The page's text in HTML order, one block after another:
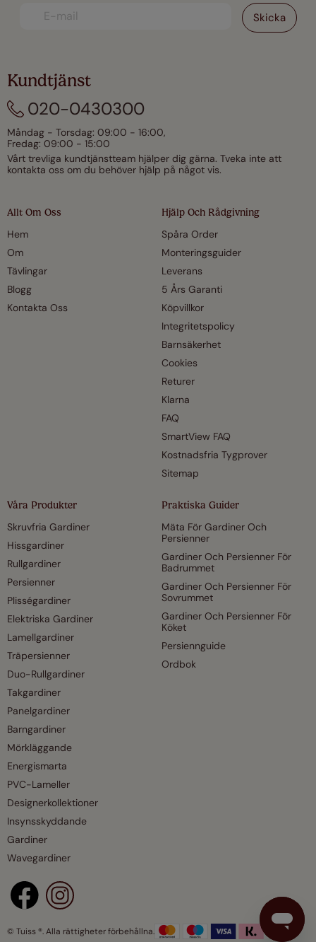
Allt Om Oss
Hem
Om
Tävlingar
Blogg
Kontakta Oss
Hjälp Och Rådgivning
Spåra Order
Monteringsguider
Leverans
5 Års Garanti
Köpvillkor
Integritetspolicy
Barnsäkerhet
Cookies
Returer
Klarna
FAQ
SmartView FAQ
Kostnadsfria Tygprover
Sitemap
Våra Produkter
Skruvfria Gardiner
Hissgardiner
Rullgardiner
Persienner
Plisségardiner
Elektriska Gardiner
Lamellgardiner
Träpersienner
Duo-Rullgardiner
Takgardiner
Panelgardiner
Barngardiner
Mörkläggande
Energismarta
PVC-Lameller
Designerkollektioner
Insynsskyddande
Gardiner
Wavegardiner
Praktiska Guider
Mäta För Gardiner Och
Persienner
Gardiner Och Persienner För
Badrummet
Gardiner Och Persienner För
Sovrummet
Gardiner Och Persienner För
Köket
Persiennguide
Ordbok
Kundtjänst
020-0430300
Måndag - Torsdag: 09:00 - 16:00,
Fredag: 09:00 - 15:00
Vårt trevliga kundtjänstteam hjälper dig gärna. Tveka inte att
kontakta oss om du behöver hjälp på något vis.
© Tuiss ®. Alla rättigheter förbehållna.